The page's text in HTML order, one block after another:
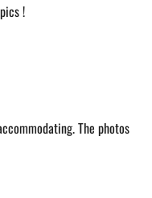
!
The photos